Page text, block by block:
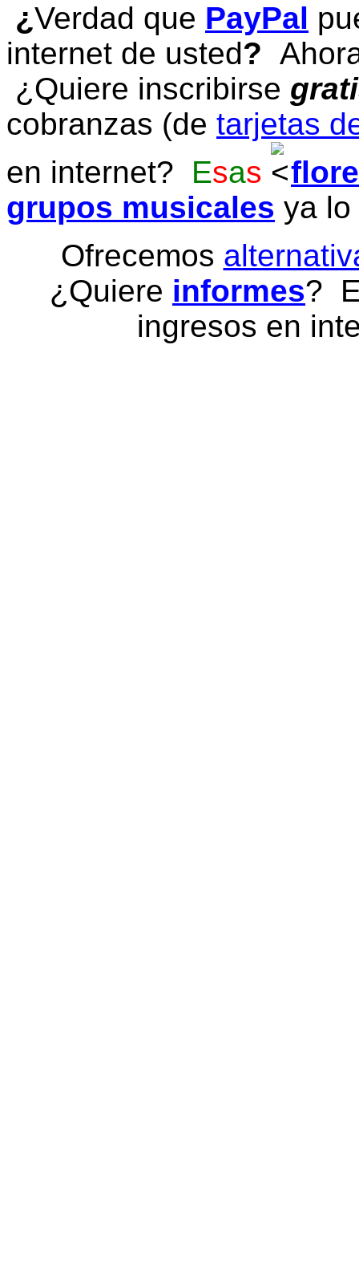
¿Verdad que PayPal
internet de usted?
¿Quiere inscribirse
cobranzas (de tarjetas
en internet? Esas
grupos musicales ya
Ofrecemos
¿Quiere informes?
ingresos en